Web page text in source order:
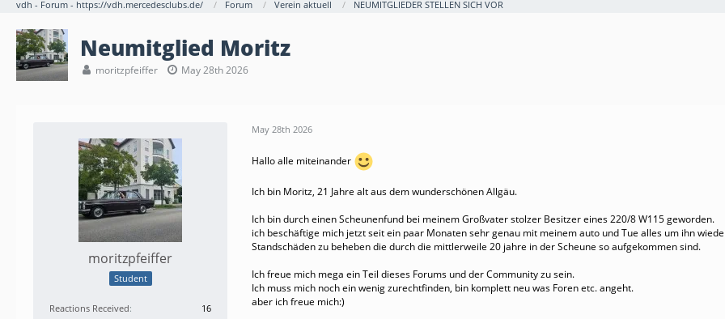
vdh - Forum - https://vdh.mercedesclubs.de/ Forum Verein aktuell NEUMITGLIEDER STELLEN SICH VOR
Neumitglied Moritz
moritzpfeiffer May 28th 2026
moritzpfeiffer
Student
Reactions Received
16
May 28th 2026
Hallo alle miteinander
Ich bin Moritz, 21 Jahre alt aus dem wunderschönen Allgäu.
Ich bin durch einen Scheunenfund bei meinem Großvater stolzer Besitzer eines 220/8 W115 geworden.
ich beschäftige mich jetzt seit ein paar Monaten sehr genau mit meinem auto und Tue alles um ihn
Standschäden zu beheben die durch die mittlerweile 20 jahre in der Scheune so aufgekommen sind.
Ich freue mich mega ein Teil dieses Forums und der Community zu sein.
Ich muss mich noch ein wenig zurechtfinden, bin komplett neu was Foren etc. angeht.
aber ich freue mich:)